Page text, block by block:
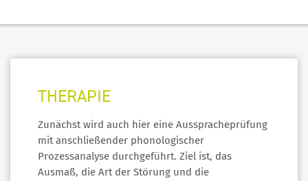
THERAPIE
Zunächst wird auch hier eine Ausspracheprüfung
mit anschließender phonologischer
Prozessanalyse durchgeführt. Ziel ist, das
Ausmaß, die Art der Störung und die